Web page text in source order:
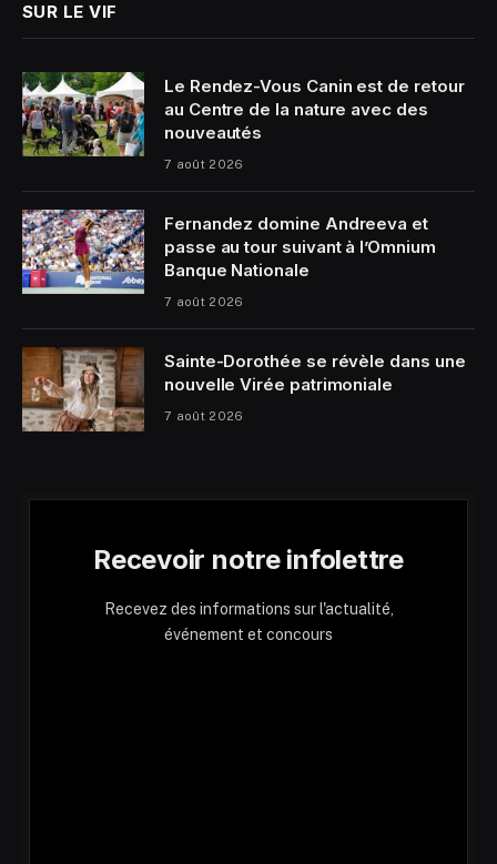
SUR LE VIF
Le Rendez-Vous Canin est de retour
au Centre de la nature avec des
nouveautés
7 août 2026
Fernandez domine Andreeva et
passe au tour suivant à l’Omnium
Banque Nationale
7 août 2026
Sainte-Dorothée se révèle dans une
nouvelle Virée patrimoniale
7 août 2026
Recevoir notre infolettre
Recevez des informations sur l'actualité,
événement et concours